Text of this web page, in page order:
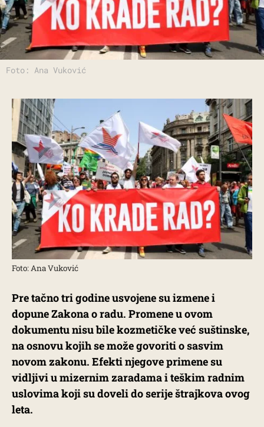
Foto: Ana Vuković
Foto: Ana Vuković
Pre tačno tri godine usvojene su izmene i
dopune Zakona o radu. Promene u ovom
dokumentu nisu bile kozmetičke već suštinske,
na osnovu kojih se može govoriti o sasvim
novom zakonu. Efekti njegove primene su
vidljivi u mizernim zaradama i teškim radnim
uslovima koji su doveli do serije štrajkova ovog
leta.